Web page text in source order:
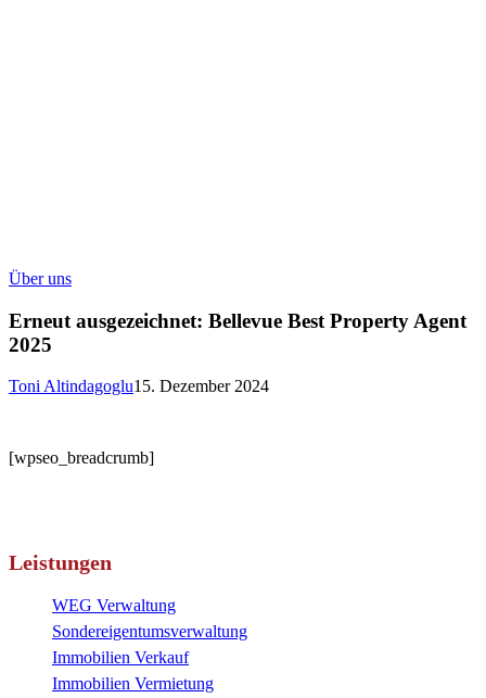
Über unsErneut
Bellevue
2025
Erneut ausgezeichnet: Bellevue Best Property Agent
2025
Toni Altindagoglu15. Dezember 2024
[wpseo_breadcrumb]
Leistungen
WEG Verwaltung
Sondereigentumsverwaltung
Immobilien Verkauf
Immobilien Vermietung